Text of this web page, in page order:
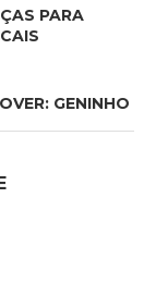
PARA
GENINHO